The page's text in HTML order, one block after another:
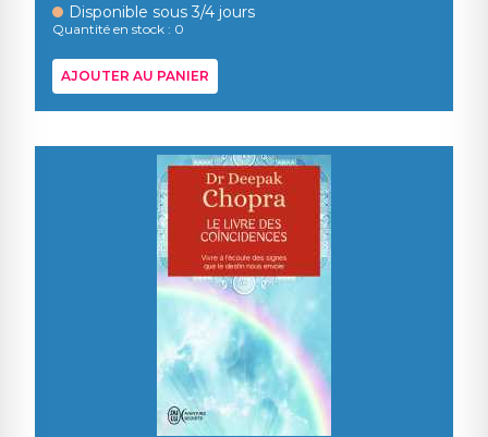
Disponible sous 3/4 jours
Quantité en stock : 0
AJOUTER AU PANIER